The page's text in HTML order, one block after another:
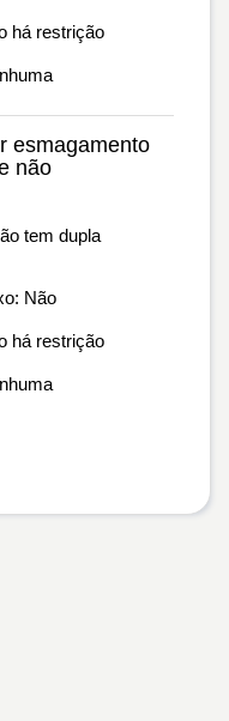
há restrição
esmagamento
não
tem dupla
Não
há restrição